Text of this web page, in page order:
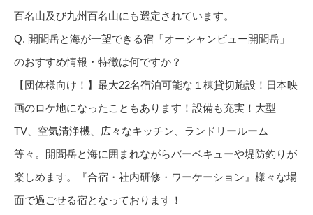
百名山及び九州百名山にも選定されています。
Q. 開聞岳と海が一望できる宿「オーシャンビュー開聞岳」
のおすすめ情報・特徴は何ですか？
【団体様向け！】最大22名宿泊可能な１棟貸切施設！日本映
画のロケ地になったこともあります！設備も充実！大型
TV、空気清浄機、広々なキッチン、ランドリールーム
等々。開聞岳と海に囲まれながらバーベキューや堤防釣りが
楽しめます。『合宿・社内研修・ワーケーション』様々な場
面で過ごせる宿となっております！